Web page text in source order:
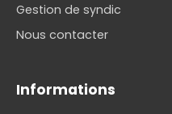
Gestion de syndic
Nous contacter
Informations